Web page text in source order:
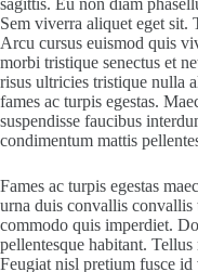
Sem viverra aliquet eget sit.
Arcu cursus euismod quis
morbi tristique senectus et
risus ultricies tristique nulla
fames ac turpis egestas.
suspendisse faucibus
condimentum mattis
Fames ac turpis egestas
urna duis convallis
commodo quis imperdiet.
pellentesque habitant. Tellus
Feugiat nisl pretium fusce